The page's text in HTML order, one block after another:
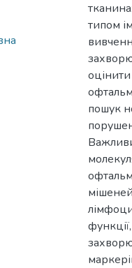
типом
пошук